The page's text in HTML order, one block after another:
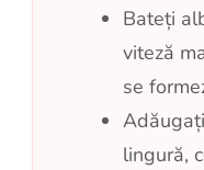
Bateți
viteză
se
lingură,